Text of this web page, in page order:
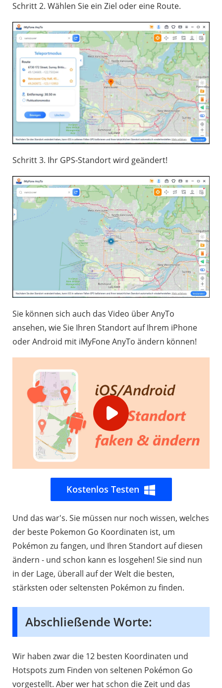
Schritt 2. Wählen Sie ein Ziel oder eine Route.
Schritt 3. Ihr GPS-Standort wird geändert!
Sie können sich auch das Video über AnyTo
ansehen, wie Sie Ihren Standort auf Ihrem iPhone
oder Android mit iMyFone AnyTo ändern können!
Kostenlos Testen
Und das war's. Sie müssen nur noch wissen, welches
der beste Pokemon Go Koordinaten ist, um
Pokémon zu fangen, und Ihren Standort auf diesen
ändern - und schon kann es losgehen! Sie sind nun
in der Lage, überall auf der Welt die besten,
stärksten oder seltensten Pokémon zu finden.
Abschließende Worte:
Wir haben zwar die 12 besten Koordinaten und
Hotspots zum Finden von seltenen Pokémon Go
vorgestellt. Aber wer hat schon die Zeit und das